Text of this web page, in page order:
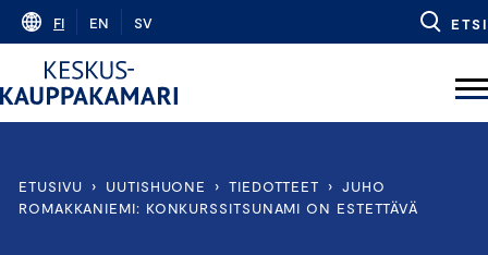
Skip
content
FI EN SV ETSI
ETUSIVU › UUTISHUONE › TIEDOTTEET › JUHO
ROMAKKANIEMI: KONKURSSITSUNAMI ON ESTETTÄVÄ